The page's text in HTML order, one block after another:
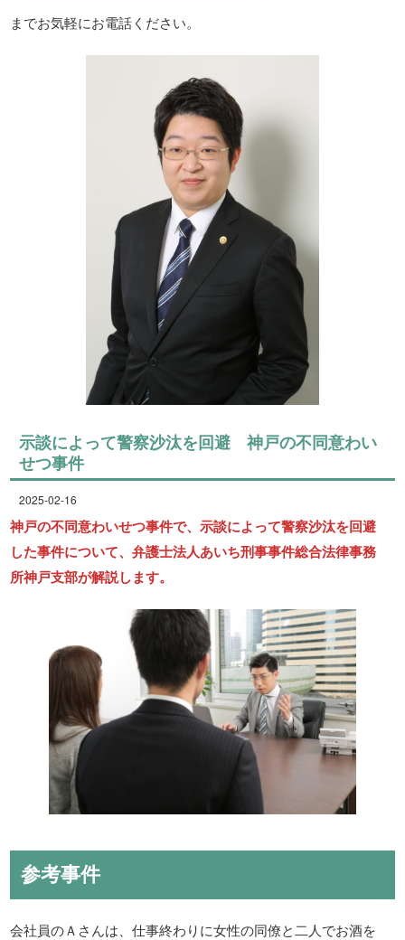
までお気軽にお電話ください。
示談によって警察沙汰を回避 神戸の不同意わい
せつ事件
2025-02-16
神戸の不同意わいせつ事件で、示談によって警察沙汰を回避
した事件について、弁護士法人あいち刑事事件総合法律事務
所神戸支部が解説します。
参考事件
会社員のＡさんは、仕事終わりに女性の同僚と二人でお酒を